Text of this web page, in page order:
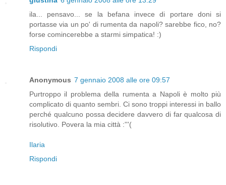
ila... pensavo... se la befana invece di portare doni si
portasse via un po' di rumenta da napoli? sarebbe fico, no?
forse comincerebbe a starmi simpatica! :)
Rispondi
Anonymous 7 gennaio 2008 alle ore 09:57
Purtroppo il problema della rumenta a Napoli è molto più
complicato di quanto sembri. Ci sono troppi interessi in ballo
perché qualcuno possa decidere davvero di far qualcosa di
risolutivo. Povera la mia città :'''(
Ilaria
Rispondi